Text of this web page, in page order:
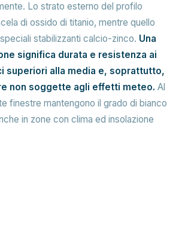
Lo strato esterno del profilo
di ossido di titanio, mentre quello
stabilizzanti calcio-zinco. Una
significa durata e resistenza ai
superiori alla media e, soprattutto,
non soggette agli effetti meteo. Al
finestre mantengono il grado di bianco
in zone con clima ed insolazione